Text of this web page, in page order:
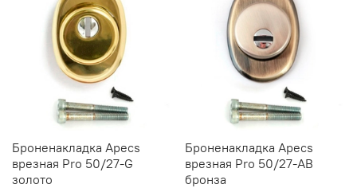
Броненакладка Apecs
врезная Pro 50/27-G
золото
Броненакладка Apecs
врезная Pro 50/27-AB
бронза